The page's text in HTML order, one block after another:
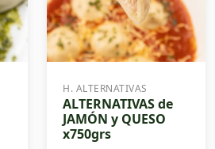
H. ALTERNATIVAS
ALTERNATIVAS de
JAMÓN y QUESO
x750grs